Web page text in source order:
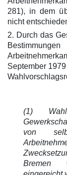
281), in dem
nicht
2. Durch das
September
(1)
von
Bremen